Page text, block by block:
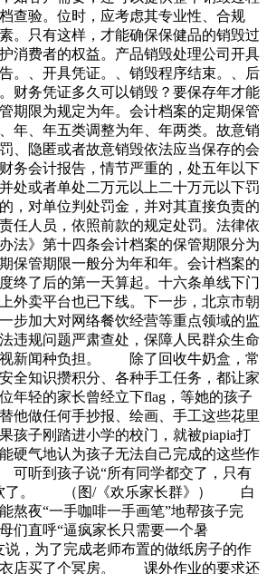
子里看到了这个石头，当时卖家出价要
小数目，而大爷手里只有块，又不敢告
但是大爷确实看这块石头漂亮，所以只
虽然不是朝九晚五的工作，不是那种干
，但是回收电机小武觉得做废品回收的
的是一个村庄，房子大多盖的是一层的
子旁都有树，许多树的
查验。位时，应考虑其专业性、合规
。只有这样，才能确保保健品的销毁过
消费者的权益。产品销毁处理公司开具
。、开具凭证。、销毁程序结束。、后
财务凭证多久可以销毁？要保存年才能
期限为规定为年。会计档案的定期保管
年、年五类调整为年、年两类。故意销
、隐匿或者故意销毁依法应当保存的会
务会计报告，情节严重的，处五年以下
处或者单处二万元以上二十万元以下罚
，对单位判处罚金，并对其直接负责的
任人员，依照前款的规定处罚。法律依
法》第十四条会计档案的保管期限分为
保管期限一般分为年和年。会计档案的
终了后的第一天算起。十六条单线下门
外卖平台也已下线。下一步，北京市朝
步加大对网络餐饮经营等重点领域的监
违规问题严肃查处，保障人民群众生命
视新闻种负担。 除了回收牛奶盒，常
全知识攒积分、各种手工任务，都让家
轻的家长曾经立下flag，等她的孩子
他做任何手抄报、绘画、手工这些花里
子刚踏进小学的校门，就被piapia打
气地认为孩子无法自己完成的这些作
听到孩子说“所有同学都交了，只有
软了。 （图/《欢乐家长群》） 白
熬夜“一手咖啡一手画笔”地帮孩子完
直呼“逼疯家长只需要一个暑
为了完成老师布置的做纸房子的作
衣店买了个冥房。 课外作业的要求还